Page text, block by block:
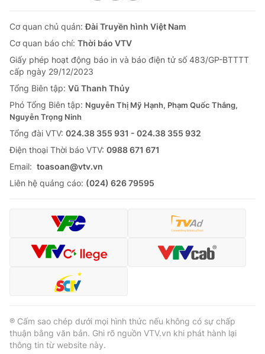
Cơ quan chủ quản:Đài Truyền hình Việt Nam
Cơ quan báo chí: Thời báo VTV
Giấy phép hoạt động báo in và báo điện tử số 483/GP-BTTTT
cấp ngày 29/12/2023
Tổng Biên tập: Vũ Thanh Thủy
Phó Tổng Biên tập: Nguyễn Thị Mỹ Hạnh, Phạm Quốc Thắng,
Nguyễn Trọng Ninh
Tổng đài VTV: 024.38 355 931 - 024.38 355 932
Ðiện thoại Thời báo VTV: 0988 671 671
Email: toasoan@vtv.vn
Liên hệ quảng cáo: (024) 626 79595
® Cấm sao chép dưới mọi hình thức nếu không có sự chấp
thuận bằng văn bản. Ghi rõ nguồn VTV.vn khi phát hành lại
thông tin từ website này.